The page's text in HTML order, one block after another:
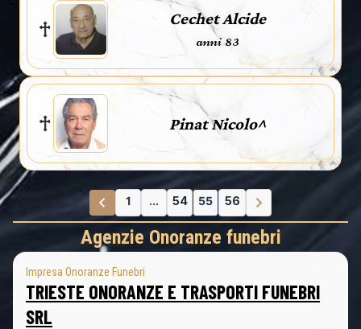
Cechet Alcide
anni 83
Pinat Nicolo^
1 ... 54 55 56
Agenzie Onoranze funebri
Impresa Onoranze Funebri
TRIESTE ONORANZE E TRASPORTI FUNEBRI
SRL